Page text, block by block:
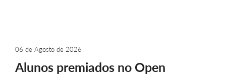
06 de Agosto de 2026
Alunos premiados no Open